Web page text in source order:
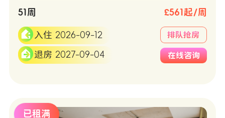
51周 £561起/周
入住 2026-09-12
退房 2027-09-04
排队抢房
在线咨询
已租满